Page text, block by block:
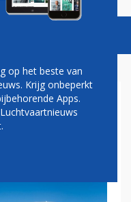
op het beste van
Krijg onbeperkt
Apps.